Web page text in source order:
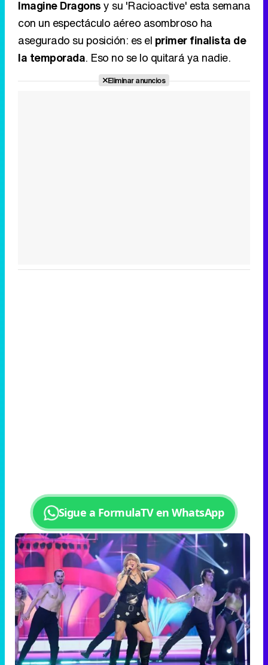
Imagine Dragonsy su 'Racioactive' esta semana
con un espectáculo aéreo asombroso ha
asegurado su posición: es el primer finalista de
la temporada. Eso no se lo quitará ya nadie.
Eliminar anuncios
Sigue a FormulaTV en WhatsApp